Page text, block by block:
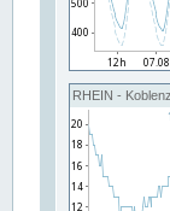
RHEIN - Koblenz